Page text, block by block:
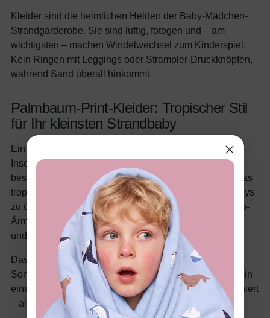
Kleider sind die heimlichen Helden der Baby-Mädchen-
Strandgarderobe. Sie sind luftig, fotogen und – am
wichtigsten – machen Windelwechsel zum Kinderspiel.
Kein Ringen mit Leggings oder Strampler-Druckknöpfen,
während Sand überall hinkommt.
Palmbaum-Print-Kleider: Tropischer Stil
für Ihr kleinsten Strandbaby
Ein Palmbaum-Print-Babyoutfit fängt diese entspannte
Insel-Energie in einem einfachen Teil ein. Blautöne –
besonders weiches Himmelblau und Aqua – bringen das
tropische Gefühl, ohne den kleinen Rahmen eines Babys
zu überwältigen. Achten Sie auf kurze Flatter- oder Cap-
Ärmel, um kleine Schultern vor der Sonne zu schützen
und gleichzeitig Luftzirkulation zu ermöglichen.
Das blaue Palmbaum-Kleid ist genau das Teil, das für
Sonnenaufgang-Strandfotos, ein lockeres Mittagessen in
einem Küsten-Café und die Schaukel bei Oma funktioniert
– alles am selben Tag.